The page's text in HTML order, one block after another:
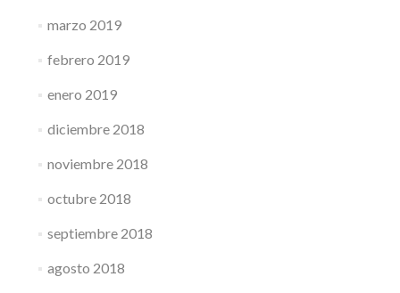
marzo 2019
febrero 2019
enero 2019
diciembre 2018
noviembre 2018
octubre 2018
septiembre 2018
agosto 2018